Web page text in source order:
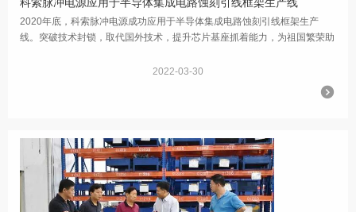
2020年底，科索脉冲电源成功应用于半导体集成电路蚀刻引线框架生产
线。突破技术封锁，取代国外技术，提升芯片基座抓着能力，为祖国繁荣助
2022-03-30